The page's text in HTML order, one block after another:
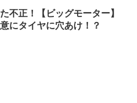
不正！【ビッグモーター】
にタイヤに穴あけ！？